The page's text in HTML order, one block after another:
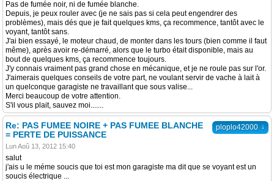
Pas de fumée noir, ni de fumée blanche.
Depuis, je peux rouler avec (je ne sais pas si cela peut engendrer des
problèmes), mais dés que je fait quelques kms, ça recommence, tantôt avec le
voyant, tantôt sans.
J'ai bien essayé, le moteur chaud, de monter dans les tours (bien comme il faut
même), après avoir re-démarré, alors que le turbo était disponible, mais au
bout de quelques kms, ça recommence toujours.
J'y connais vraiment pas grand chose en mécanique, et je ne roule pas sur l'or.
J'aimerais quelques conseils de votre part, ne voulant servir de vache à lait à
un quelconque garagiste ne travaillant que sous valise...
Merci beaucoup de votre attention.
S'il vous plait, sauvez moi.......
ploplo42000 ↓
Re: PAS FUMEE NOIRE + PAS FUMEE BLANCHE
= PERTE DE PUISSANCE
Lun Aoû 13, 2012 15:40
salut
j'ais u le méme soucis que toi est mon garagiste ma dit que se voyant est un
soucis électrique ...